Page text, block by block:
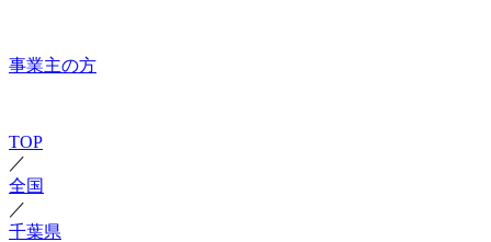
事業主の方
TOP
／
全国
／
千葉県